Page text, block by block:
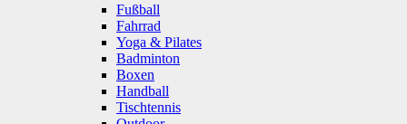
Fußball
Fahrrad
Yoga & Pilates
Badminton
Boxen
Handball
Tischtennis